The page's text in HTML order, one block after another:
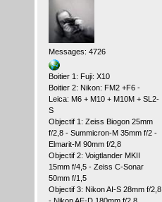
Messages: 4726
Boitier 1: Fuji: X10
Boitier 2: Nikon: FM2 +F6 -
Leica: M6 + M10 + M10M + SL2-
S
Objectif 1: Zeiss Biogon 25mm
f/2,8 - Summicron-M 35mm f/2 -
Elmarit-M 90mm f/2,8
Objectif 2: Voigtlander MKII
15mm f/4,5 - Zeiss C-Sonar
50mm f/1,5
Objectif 3: Nikon AI-S 28mm f/2,8